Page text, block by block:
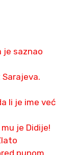
je saznao
li je ime već
je Didije!